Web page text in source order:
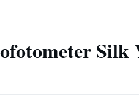
Silk